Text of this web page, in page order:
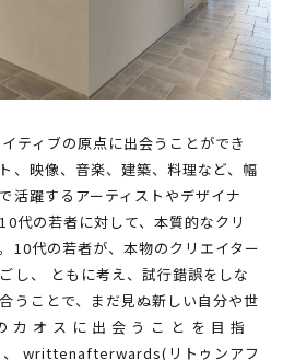
ティブの原点に出会うことができ
、映像、音楽、建築、料理など、幅
活躍するアーティストやデザイナ
代の若者に対して、本質的なクリ
10代の若者が、本物のクリエイター
し、 ともに考え、試行錯誤をしな
うことで、まだ見ぬ新しい自分や世
カ オ ス に 出 会 う こ と を 目 指
、 writtenafterwards(リトゥンアフ